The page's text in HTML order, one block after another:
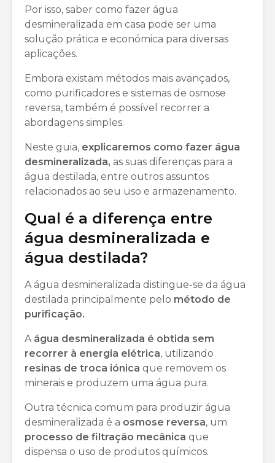
Por isso, saber como fazer água
desmineralizada em casa pode ser uma
solução prática e económica para diversas
aplicações.
Embora existam métodos mais avançados,
como purificadores e sistemas de osmose
reversa, também é possível recorrer a
abordagens simples.
Neste guia, explicaremos como fazer água
desmineralizada, as suas diferenças para a
água destilada, entre outros assuntos
relacionados ao seu uso e armazenamento.
Qual é a diferença entre
água desmineralizada e
água destilada?
A água desmineralizada distingue-se da água
destilada principalmente pelo método de
purificação.
A água desmineralizada é obtida sem
recorrer à energia elétrica, utilizando
resinas de troca iónica que removem os
minerais e produzem uma água pura.
Outra técnica comum para produzir água
desmineralizada é a osmose reversa, um
processo de filtração mecânica que
dispensa o uso de produtos químicos.